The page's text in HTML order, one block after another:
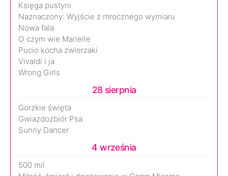
Księga pustyni
Naznaczony: Wyjście z mrocznego wymiaru
Nowa fala
O czym wie Marielle
Pucio kocha zwierzaki
Vivaldi i ja
Wrong Girls
28 sierpnia
Gorzkie święta
Gwiazdozbiór Psa
Sunny Dancer
4 września
500 mil